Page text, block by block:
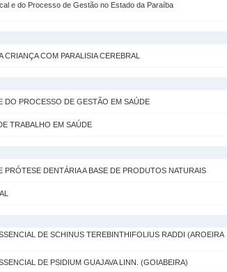
e do Processo de Gestão no Estado da Paraíba
COM PARALISIA CEREBRAL
DO PROCESSO DE GESTÃO EM SAÚDE
TRABALHO EM SAÚDE
PRÓTESE DENTÁRIA A BASE DE PRODUTOS NATURAIS
DE SCHINUS TEREBINTHIFOLIUS RADDI (AROEIRA
DE PSIDIUM GUAJAVA LINN. (GOIABEIRA)